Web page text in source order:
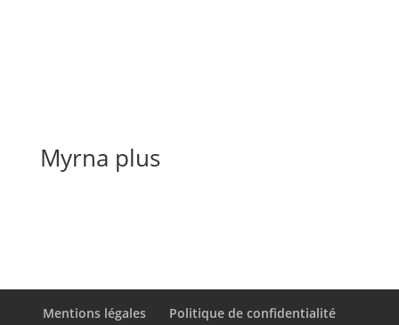
Myrna plus
Mentions légales Politique de confidentialité